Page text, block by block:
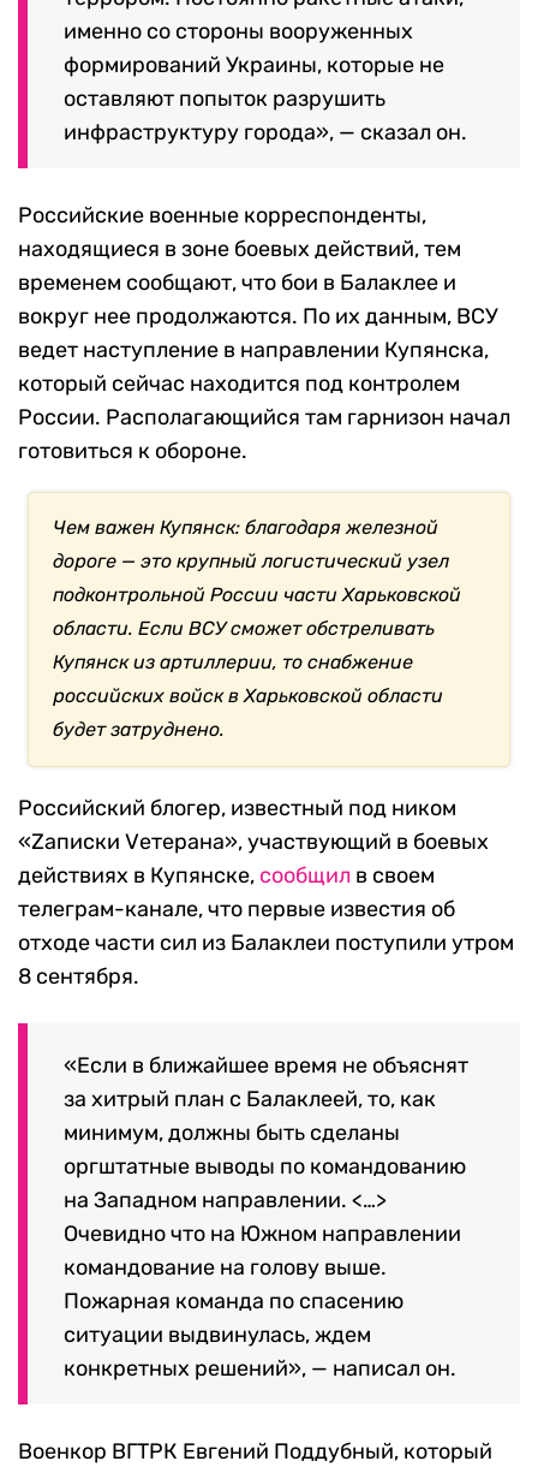
именно со стороны вооруженных
формирований Украины, которые не
оставляют попыток разрушить
инфраструктуру города», — сказал он.
Российские военные корреспонденты,
находящиеся в зоне боевых действий, тем
временем сообщают, что бои в Балаклее и
вокруг нее продолжаются. По их данным, ВСУ
ведет наступление в направлении Купянска,
который сейчас находится под контролем
России. Располагающийся там гарнизон начал
готовиться к обороне.
Чем важен Купянск: благодаря железной
дороге — это крупный логистический узел
подконтрольной России части Харьковской
области. Если ВСУ сможет обстреливать
Купянск из артиллерии, то снабжение
российских войск в Харьковской области
будет затруднено.
Российский блогер, известный под ником
«Zаписки Vетерана», участвующий в боевых
действиях в Купянске, сообщил в своем
телеграм-канале, что первые известия об
отходе части сил из Балаклеи поступили утром
8 сентября.
«Если в ближайшее время не объяснят
за хитрый план с Балаклеей, то, как
минимум, должны быть сделаны
оргштатные выводы по командованию
на Западном направлении. <…>
Очевидно что на Южном направлении
командование на голову выше.
Пожарная команда по спасению
ситуации выдвинулась, ждем
конкретных решений», — написал он.
Военкор ВГТРК Евгений Поддубный, который